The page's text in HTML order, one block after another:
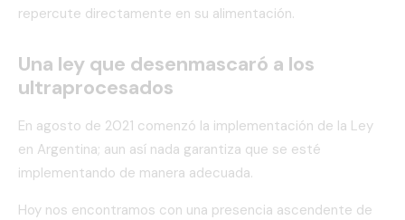
repercute directamente en su alimentación.
Una ley que desenmascaró a los
ultraprocesados
En agosto de 2021 comenzó la implementación de la Ley
en Argentina; aun así nada garantiza que se esté
implementando de manera adecuada.
Hoy nos encontramos con una presencia ascendente de